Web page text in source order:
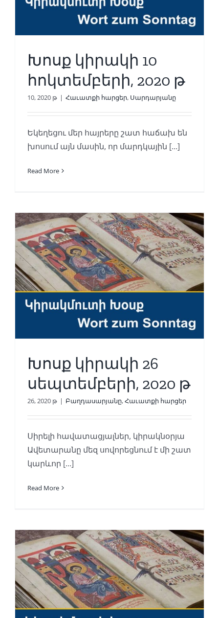
Խոսք կիրակի 10
հոկտեմբերի, 2020 թ
10, 2020 թ | Հաւատքի հարցեր, Սարդարյանը
Եկեղեցու մեր հայրերը շատ հաճախ են
խոսում այն մասին, որ մարդկային [...]
Read More
Խոսք կիրակի 26
սեպտեմբերի, 2020 թ
26, 2020 թ | Բաղդասարյանը,Հաւատքի հարցեր
Սիրելի հավատացյալներ, կիրակնօրյա
Ավետարանը մեզ սովորեցնում է մի շատ
կարևոր [...]
Read More